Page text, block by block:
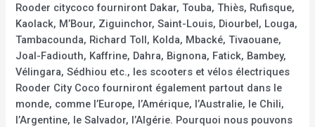
Rooder citycoco fourniront Dakar, Touba, Thiès, Rufisque,
Kaolack, M’Bour, Ziguinchor, Saint-Louis, Diourbel, Louga,
Tambacounda, Richard Toll, Kolda, Mbacké, Tivaouane,
Joal-Fadiouth, Kaffrine, Dahra, Bignona, Fatick, Bambey,
Vélingara, Sédhiou etc., les scooters et vélos électriques
Rooder City Coco fourniront également partout dans le
monde, comme l’Europe, l’Amérique, l’Australie, le Chili,
l’Argentine, le Salvador, l’Algérie. Pourquoi nous pouvons